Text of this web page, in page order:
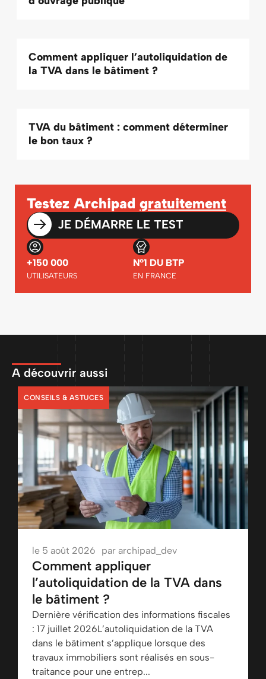
Comment appliquer l’autoliquidation de
la TVA dans le bâtiment ?
TVA du bâtiment : comment déterminer
le bon taux ?
Testez Archipad gratuitement
JE DÉMARRE LE TEST
+150 000
UTILISATEURS
N°1 DU BTP
EN FRANCE
A découvrir aussi
CONSEILS & ASTUCES
le 5 août 2026 par archipad_dev
Comment appliquer
l’autoliquidation de la TVA dans
le bâtiment ?
Dernière vérification des informations fiscales
: 17 juillet 2026L’autoliquidation de la TVA
dans le bâtiment s’applique lorsque des
travaux immobiliers sont réalisés en sous-
traitance pour une entrep...